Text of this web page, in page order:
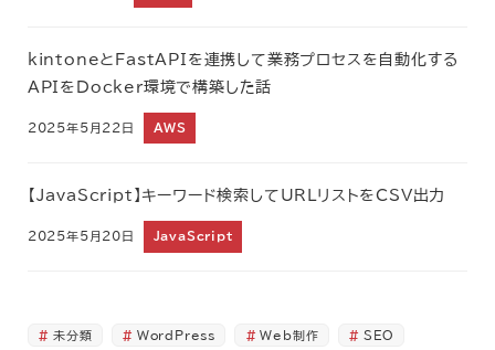
kintoneとFastAPIを連携して業務プロセスを自動化する
APIをDocker環境で構築した話
2025年5月22日 AWS
【JavaScript】キーワード検索してURLリストをCSV出力
2025年5月20日 JavaScript
未分類 WordPress Web制作 SEO